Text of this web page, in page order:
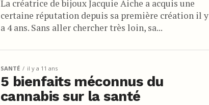
La créatrice de bijoux Jacquie Aiche a acquis une
certaine réputation depuis sa première création il y
a 4 ans. Sans aller chercher très loin, sa...
SANTÉ il y a 11 ans
5 bienfaits méconnus du
cannabis sur la santé